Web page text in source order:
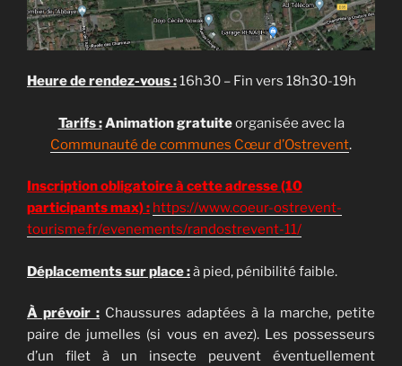
Heure de rendez-vous :16h30 – Fin vers 18h30-19h
Tarifs :Animation gratuiteorganisée avec la
Communauté de communes Cœur d’Ostrevent.
Inscription obligatoire à cette adresse (10
participants max) : https://www.coeur-ostrevent-
tourisme.fr/evenements/randostrevent-11/
Déplacements sur place :à pied, pénibilité faible.
À prévoir : Chaussures adaptées à la marche, petite
paire de jumelles (si vous en avez). Les possesseurs
d’un filet à un insecte peuvent éventuellement